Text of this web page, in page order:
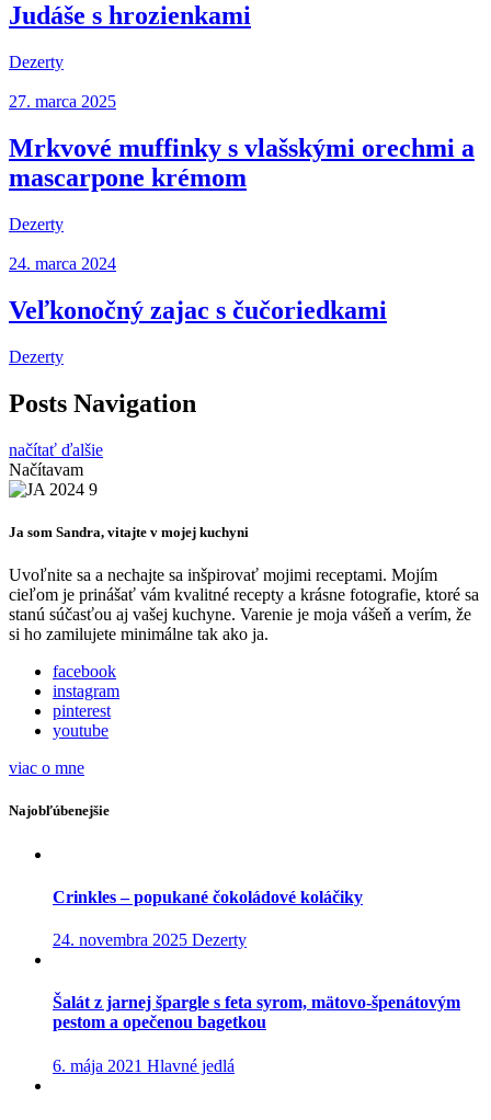
Judáše s hrozienkami
Dezerty
27. marca 2025
Mrkvové muffinky s vlašskými orechmi a
mascarpone krémom
Dezerty
24. marca 2024
Veľkonočný zajac s čučoriedkami
Dezerty
Posts Navigation
načítať ďalšie
Načítavam
Ja som Sandra, vitajte v mojej kuchyni
Uvoľnite sa a nechajte sa inšpirovať mojimi receptami. Mojím
cieľom je prinášať vám kvalitné recepty a krásne fotografie, ktoré sa
stanú súčasťou aj vašej kuchyne. Varenie je moja vášeň a verím, že
si ho zamilujete minimálne tak ako ja.
facebook
instagram
pinterest
youtube
viac o mne
Najobľúbenejšie
Crinkles – popukané čokoládové koláčiky
24. novembra 2025 Dezerty
Šalát z jarnej špargle s feta syrom, mätovo-špenátovým
pestom a opečenou bagetkou
6. mája 2021 Hlavné jedlá